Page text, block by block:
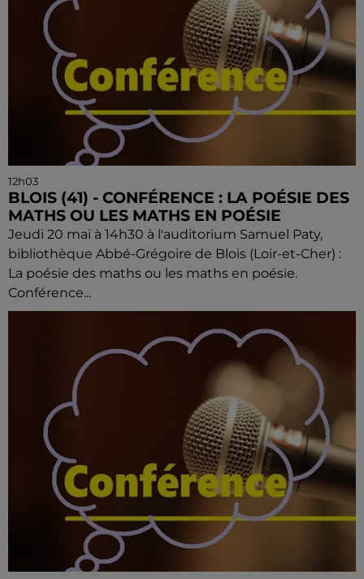
12h03
BLOIS (41) - CONFÉRENCE : LA POÉSIE DES
MATHS OU LES MATHS EN POÉSIE
Jeudi 20 mai à 14h30 à l'auditorium Samuel Paty,
bibliothèque Abbé-Grégoire de Blois (Loir-et-Cher) :
La poésie des maths ou les maths en poésie.
Conférence...